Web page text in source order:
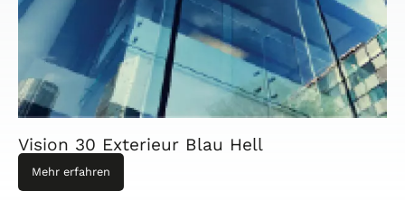
Vision 30 Exterieur Blau Hell
Mehr erfahren